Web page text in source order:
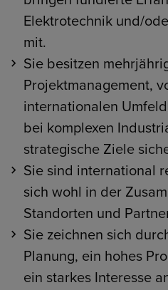
Elektrotechnik und/
mit.
Sie besitzen
Projektmanagement,
internationalen
bei komplexen
strategische Ziele
Sie sind international
sich wohl in der
Standorten und
Sie zeichnen sich
Planung, ein hohes
ein starkes Interesse